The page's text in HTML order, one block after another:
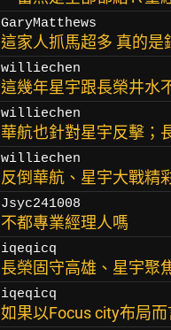
GaryMatthews
這家人抓馬超多 真的是
williechen
這幾年星宇跟長榮井水
williechen
華航也針對星宇反擊；
williechen
反倒華航、星宇大戰精
Jsyc241008
不都專業經理人嗎
iqeqicq
長榮固守高雄、星宇聚
iqeqicq
如果以Focus city布局而